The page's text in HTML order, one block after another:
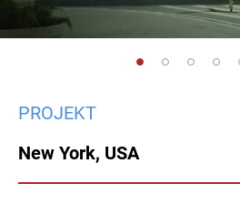
Hong Kong SAR,
Italy
Korea
PROJEKT
New York, USA